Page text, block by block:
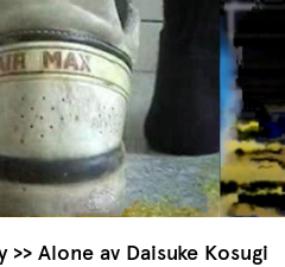
>> Alone av Daisuke Kosugi